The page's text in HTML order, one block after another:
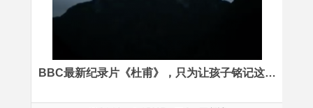
BBC最新纪录片《杜甫》，只为让孩子铭记这位中国最伟大的诗人